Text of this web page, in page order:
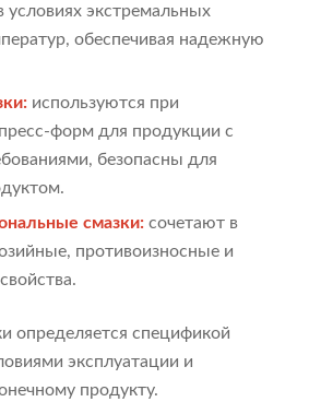
условиях экстремальных
обеспечивая надежную
используются при
форм для продукции с
безопасны для
смазки:сочетают в
противоизносные и
определяется спецификой
эксплуатации и
продукту.